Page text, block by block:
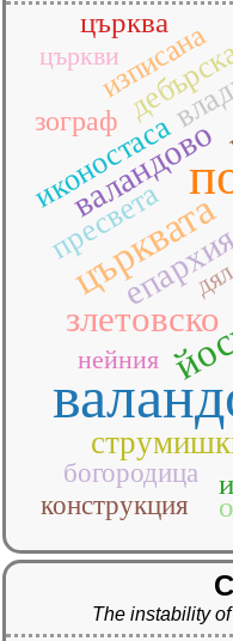
църквата
злетовско
валандово
иконостаса
пресвета
изписана
църква
зограф
богородица
конструкция
дял
нейния
църкви
The instability